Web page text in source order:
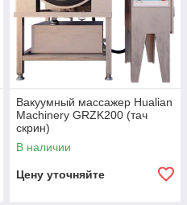
Вакуумный массажер Hualian
Machinery GRZK200 (тач
скрин)
В наличии
Цену уточняйте